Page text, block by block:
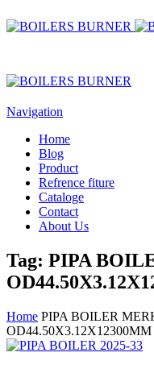
Navigation
Home
Blog
Product
Refrence fiture
Cataloge
Contact
About Us
Tag: PIPA
Home PIPA BOILER
OD44.50X3.12X12300MM